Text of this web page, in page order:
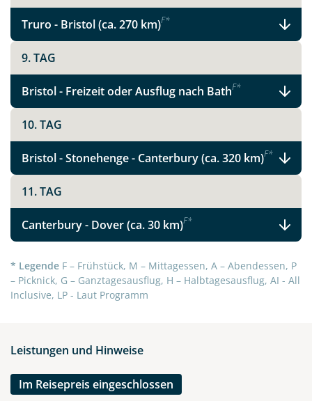
Truro - Bristol (ca. 270 km)F*
9. TAG
Bristol - Freizeit oder Ausflug nach BathF*
10. TAG
Bristol - Stonehenge - Canterbury (ca. 320 km)F*
11. TAG
Canterbury - Dover (ca. 30 km)F*
* Legende F – Frühstück, M – Mittagessen, A – Abendessen, P
– Picknick, G – Ganztagesausflug, H – Halbtagesausflug, AI - All
Inclusive, LP - Laut Programm
Leistungen und Hinweise
Im Reisepreis eingeschlossen